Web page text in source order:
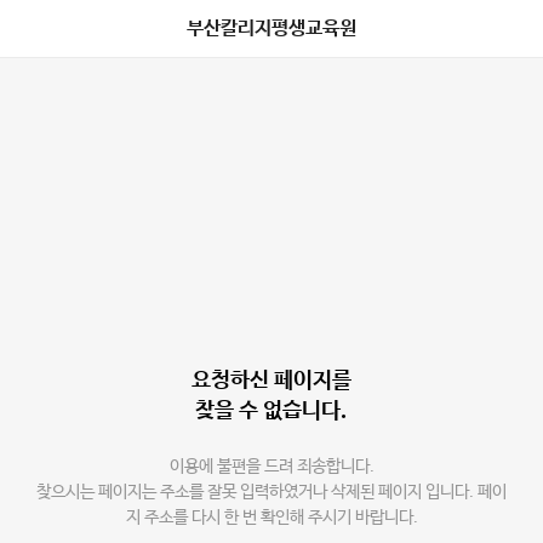
부산칼리지평생교육원
요청하신 페이지를
찾을 수 없습니다.
이용에 불편을 드려 죄송합니다.
찾으시는 페이지는 주소를 잘못 입력하였거나 삭제된 페이지 입니다. 페이
지 주소를 다시 한 번 확인해 주시기 바랍니다.